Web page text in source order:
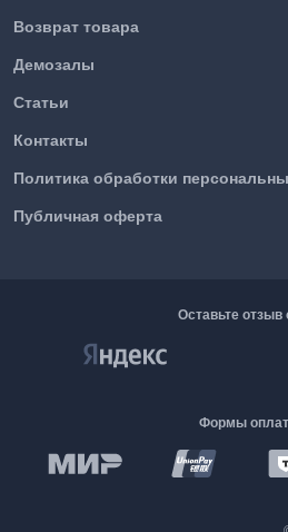
Возврат товара
Демозалы
Статьи
Контакты
Политика обработки
Публичная оферта
Оставьте отзыв
Формы